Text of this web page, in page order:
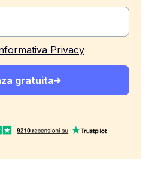
Privacy
gratuita